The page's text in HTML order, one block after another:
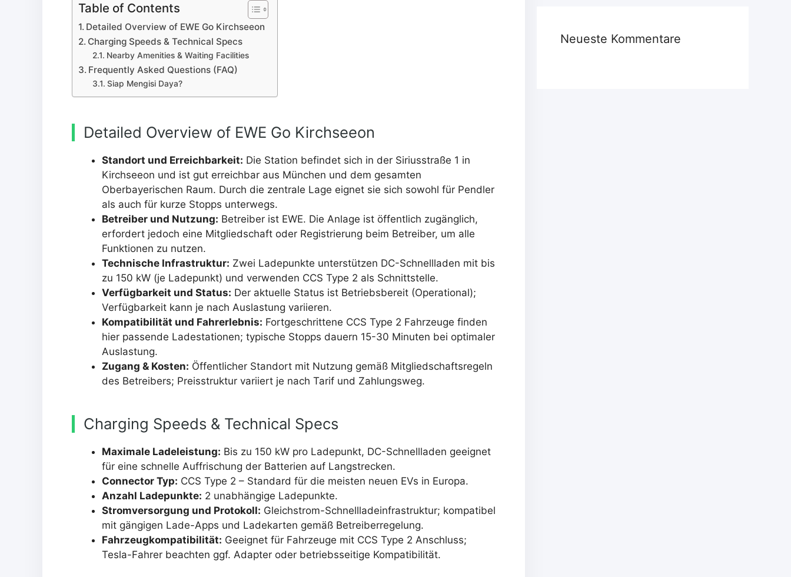
Table of Contents
Detailed Overview of EWE Go Kirchseeon
Charging Speeds & Technical Specs
Nearby Amenities & Waiting Facilities
Frequently Asked Questions (FAQ)
Siap Mengisi Daya?
Detailed Overview of EWE Go Kirchseeon
Standort und Erreichbarkeit: Die Station befindet sich in der Siriusstraße 1 in
Kirchseeon und ist gut erreichbar aus München und dem gesamten
Oberbayerischen Raum. Durch die zentrale Lage eignet sie sich sowohl für Pendler
als auch für kurze Stopps unterwegs.
Betreiber und Nutzung: Betreiber ist EWE. Die Anlage ist öffentlich zugänglich,
erfordert jedoch eine Mitgliedschaft oder Registrierung beim Betreiber, um alle
Funktionen zu nutzen.
Technische Infrastruktur: Zwei Ladepunkte unterstützen DC-Schnellladen mit bis
zu 150 kW (je Ladepunkt) und verwenden CCS Type 2 als Schnittstelle.
Verfügbarkeit und Status: Der aktuelle Status ist Betriebsbereit (Operational);
Verfügbarkeit kann je nach Auslastung variieren.
Kompatibilität und Fahrerlebnis: Fortgeschrittene CCS Type 2 Fahrzeuge finden
hier passende Ladestationen; typische Stopps dauern 15-30 Minuten bei optimaler
Auslastung.
Zugang & Kosten: Öffentlicher Standort mit Nutzung gemäß Mitgliedschaftsregeln
des Betreibers; Preisstruktur variiert je nach Tarif und Zahlungsweg.
Charging Speeds & Technical Specs
Maximale Ladeleistung: Bis zu 150 kW pro Ladepunkt, DC-Schnellladen geeignet
für eine schnelle Auffrischung der Batterien auf Langstrecken.
Connector Typ: CCS Type 2 – Standard für die meisten neuen EVs in Europa.
Anzahl Ladepunkte: 2 unabhängige Ladepunkte.
Stromversorgung und Protokoll: Gleichstrom-Schnellladeinfrastruktur; kompatibel
mit gängigen Lade-Apps und Ladekarten gemäß Betreiberregelung.
Fahrzeugkompatibilität: Geeignet für Fahrzeuge mit CCS Type 2 Anschluss;
Tesla-Fahrer beachten ggf. Adapter oder betriebsseitige Kompatibilität.
Neueste Kommentare